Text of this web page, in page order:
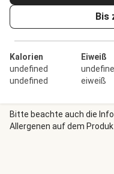
Bis
Kalorien
undefined
undefined
Eiweiß
eiweiß
Bitte beachte auch die
Allergenen auf dem